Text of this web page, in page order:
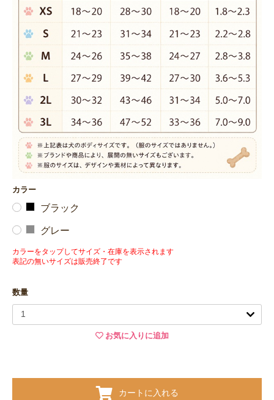
カラー
ブラック
グレー
カラーをタップしてサイズ・在庫を表示されます
表記の無いサイズは販売終了です
数量
お気に入りに追加
カートに入れる